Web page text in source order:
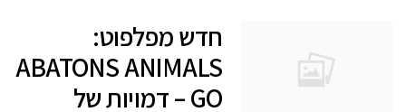
חדש מפלפוט:
ABATONS ANIMALS
GO – דמויות של